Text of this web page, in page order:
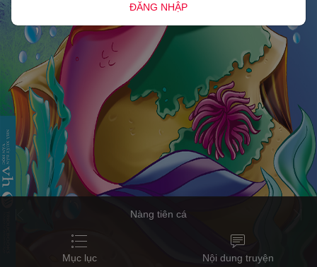
Nàng tiên cá
Mục lục Nội dung truyện
ĐĂNG NHẬP